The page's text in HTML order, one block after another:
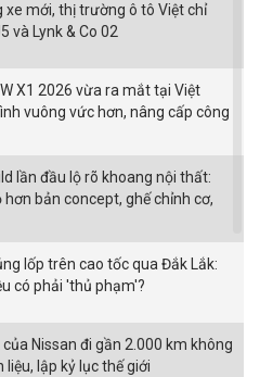
xe mới, thị trường ô tô Việt chỉ
và Lynk & Co 02
X1 2026 vừa ra mắt tại Việt
vuông vức hơn, nâng cấp công
lần đầu lộ rõ khoang nội thất:
hơn bản concept, ghế chỉnh cơ,
lốp trên cao tốc qua Đắk Lắk:
có phải 'thủ phạm'?
của Nissan đi gần 2.000 km không
liệu, lập kỷ lục thế giới